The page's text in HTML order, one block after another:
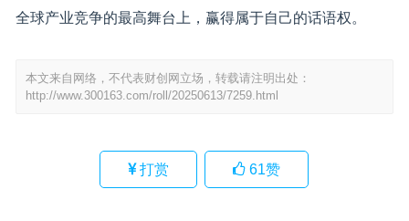
全球产业竞争的最高舞台上，赢得属于自己的话语权。
本文来自网络，不代表财创网立场，转载请注明出处：
http://www.300163.com/roll/20250613/7259.html
打赏 61赞